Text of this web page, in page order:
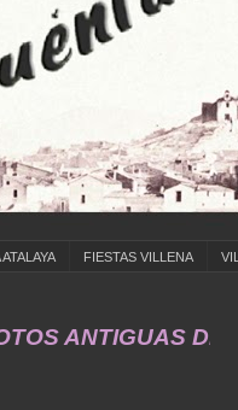
FIESTAS VILLENA
DE ...